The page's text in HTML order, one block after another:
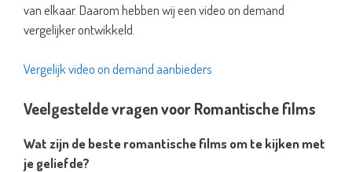
van elkaar. Daarom hebben wij een video on demand
vergelijker ontwikkeld.
Vergelijk video on demand aanbieders
Veelgestelde vragen voor Romantische films
Wat zijn de beste romantische films om te kijken met
je geliefde?